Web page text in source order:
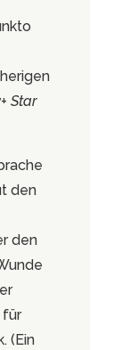
Star
den
den
für
(Ein